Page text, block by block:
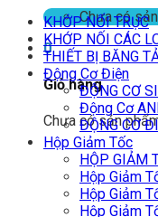
Chưa có
0
Giỏ hàng
Chưa có sản
KHỚP NỐI TRỤC
KHỚP NỐI CÁC
THIẾT BỊ BĂNG
Động Cơ Điện
ĐỘNG CƠ
Động Cơ
ĐỘNG CƠ
Hộp Giảm Tốc
HỘP GIẢM
Hộp Giảm
Hộp Giảm
Hộp Giảm